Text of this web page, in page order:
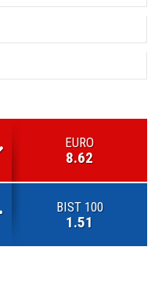
EURO
8.62
BIST 100
1.51